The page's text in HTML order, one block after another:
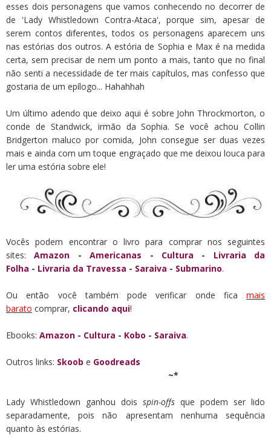
esses dois personagens que vamos conhecendo no decorrer de
de 'Lady Whistledown Contra-Ataca', porque sim, apesar de
serem contos diferentes, todos os personagens aparecem uns
nas estórias dos outros. A estória de Sophia e Max é na medida
certa, sem precisar de nem um ponto a mais, tanto que no final
não senti a necessidade de ter mais capítulos, mas confesso que
gostaria de um epílogo... Hahahhah
Um último adendo que deixo aqui é sobre John Throckmorton, o
conde de Standwick, irmão da Sophia. Se você achou Collin
Bridgerton maluco por comida, John consegue ser duas vezes
mais e ainda com um toque engraçado que me deixou louca para
ler uma estória sobre ele!
Vocês podem encontrar o livro para comprar nos seguintes
sites:Amazon -Americanas - Cultura - Livraria da
Folha - Livraria da Travessa - Saraiva - Submarino.
Ou então você também pode verificar onde fica mais
barato comprar, clicando aqui!
Ebooks: Amazon - Cultura - Kobo - Saraiva.
Outros links: Skoob e Goodreads
~*
Lady Whistledown ganhou dois spin-offs que podem ser lido
separadamente, pois não apresentam nenhuma sequência
quanto às estórias.